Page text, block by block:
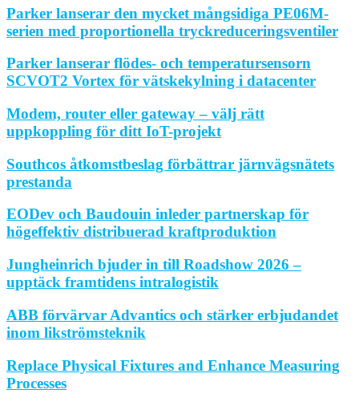
Parker lanserar den mycket mångsidiga PE06M-
serien med proportionella tryckreduceringsventiler
Parker lanserar flödes- och temperatursensorn
SCVOT2 Vortex för vätskekylning i datacenter
Modem, router eller gateway – välj rätt
uppkoppling för ditt IoT-projekt
Southcos åtkomstbeslag förbättrar järnvägsnätets
prestanda
EODev och Baudouin inleder partnerskap för
högeffektiv distribuerad kraftproduktion
Jungheinrich bjuder in till Roadshow 2026 –
upptäck framtidens intralogistik
ABB förvärvar Advantics och stärker erbjudandet
inom likströmsteknik
Replace Physical Fixtures and Enhance Measuring
Processes